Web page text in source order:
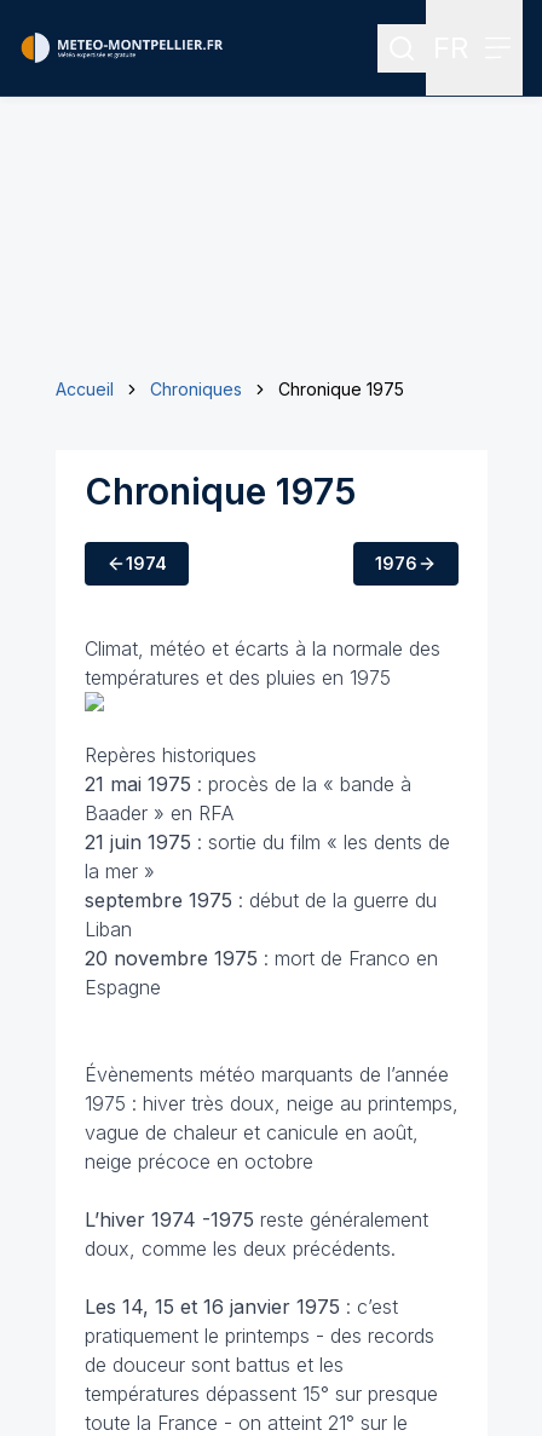
Rechercher
Accueil Chroniques Chronique 1975
Chronique 1975
1974 1976
Climat, météo et écarts à la normale des
températures et des pluies en 1975
Repères historiques
21 mai 1975 : procès de la « bande à
Baader » en RFA
21 juin 1975 : sortie du film « les dents de
la mer »
septembre 1975 : début de la guerre du
Liban
20 novembre 1975 : mort de Franco en
Espagne
Évènements météo marquants de l’année
1975 : hiver très doux, neige au printemps,
vague de chaleur et canicule en août,
neige précoce en octobre
L’hiver 1974 -1975 reste généralement
doux, comme les deux précédents.
Les 14, 15 et 16 janvier 1975 : c’est
pratiquement le printemps - des records
de douceur sont battus et les
températures dépassent 15° sur presque
toute la France - on atteint 21° sur le